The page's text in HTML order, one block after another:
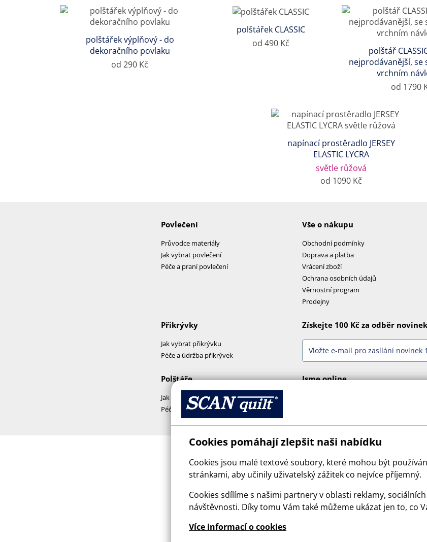
polštářek výplňový - do
dekoračního povlaku
od 290 Kč
polštářek CLASSIC
od 490 Kč
polštář
nejprodávanější, se
vrchním
od 1790
napínací prostěradlo JERSEY
ELASTIC LYCRA
světle růžová
od 1090 Kč
Povlečení
Průvodce materiály
Jak vybrat povlečení
Péče a praní povlečení
Vše o nákupu
Obchodní podmínky
Doprava a platba
Vrácení zboží
Ochrana osobních údajů
Věrnostní program
Prodejny
Přikrývky
Jak vybrat přikrývku
Péče a údržba přikrývek
Polštáře
Jak vybrat polštář
Péče a praní polštářů
Získejte 100 Kč za odběr
Jsme online
© 2026 SCANquilt - všechna práva vyhrazena
This site is protected by reCAPTCHA and the Google
Cookies pomáhají zlepšit naši nabídku
Cookies jsou malé textové soubory, které mohou být
stránkami, aby učinily uživatelský zážitek co nejvíce příjemný.
Cookies sdílíme s našimi partnery v oblasti reklamy,
návštěvnosti. Díky tomu Vám také můžeme ukázat jen to, co
Více informací o cookies